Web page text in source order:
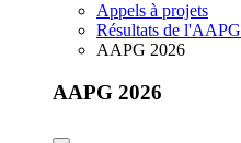
Appels à projets
Résultats de l'AAPG
AAPG 2026
AAPG 2026